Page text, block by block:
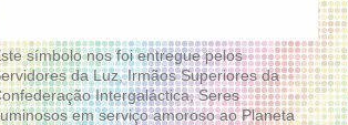
símbolo nos foi entregue pelos
da Luz, Irmãos Superiores da
Intergaláctica, Seres
em serviço amoroso ao Planeta